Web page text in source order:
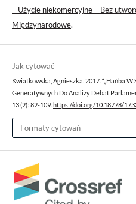
– Użycie niekomercyjne – Bez
Międzynarodowe.
Jak cytować
Kwiatkowska, Agnieszka. 2017. “„Hańba
Generatywnych Do Analizy Debat
13 (2): 82-109. https://doi.org/10.18778/
Formaty cytowań